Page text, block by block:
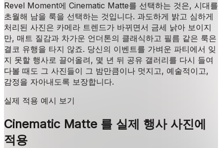
Revel Moment에 Cinematic Matte를 선택하는 것은, 시대를
초월해 남을 룩을 선택하는 것입니다. 과도하게 밝고 심하게
처리된 사진은 카메라 트렌드가 바뀌면서 금세 낡아 보이지
만, 매트 질감과 차가운 언더톤의 클래식하고 필름 같은 룩은
결코 유행을 타지 않죠. 당신의 이벤트를 가벼운 파티에서 잊
지 못할 행사로 끌어올려, 몇 년 뒤 공유 갤러리를 다시 들여
다볼 때도 그 사진들이 그 밤만큼이나 멋지고, 예술적이고,
감정을 자아내도록 보장합니다.
실제 적용 예시 보기
Cinematic Matte 를 실제 행사 사진에
적용